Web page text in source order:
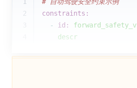
2
constraints:
- id:
descr